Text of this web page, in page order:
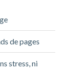
de pages
stress, ni